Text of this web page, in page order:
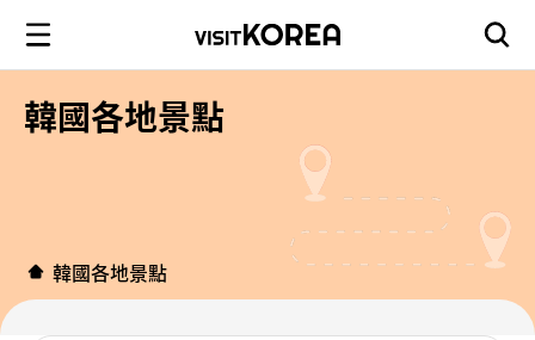
韓國各地景點
韓國各地景點